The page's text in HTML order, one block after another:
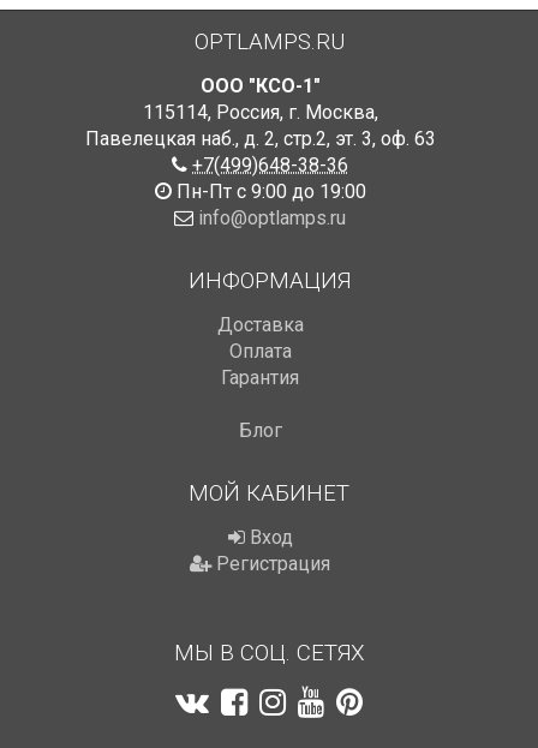
OPTLAMPS.RU
ООО "КСО-1"
115114, Россия, г. Москва,
Павелецкая наб., д. 2, стр.2, эт. 3, оф. 63
+7(499)648-38-36
Пн-Пт с 9:00 до 19:00
info@optlamps.ru
ИНФОРМАЦИЯ
Доставка
Оплата
Гарантия
Блог
МОЙ КАБИНЕТ
Вход
Регистрация
МЫ В СОЦ. СЕТЯХ